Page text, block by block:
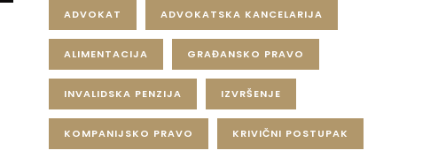
ADVOKAT ADVOKATSKA KANCELARIJA
ALIMENTACIJA GRAĐANSKO PRAVO
INVALIDSKA PENZIJA IZVRŠENJE
KOMPANIJSKO PRAVO KRIVIČNI POSTUPAK